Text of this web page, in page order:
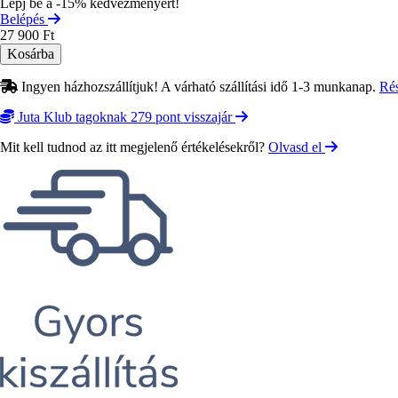
Belépés
27 900 Ft
Ingyen házhozszállítjuk! A várható szállítási idő 1-3 munkanap.
Juta Klub tagoknak 279 pont visszajár
Mit kell tudnod az itt megjelenő értékelésekről? Olvasd el